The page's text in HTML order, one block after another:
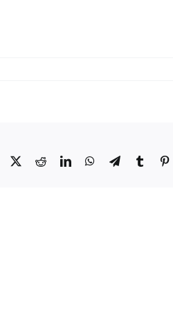
Facebook
X RedditLinkedInWhatsApp
TelegramTumblr